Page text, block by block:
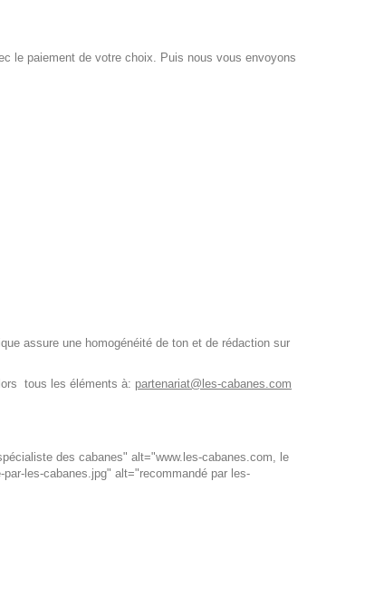
le paiement de votre choix. Puis nous vous envoyons
assure une homogénéité de ton et de rédaction sur
tous les éléments à: partenariat@les-cabanes.com
des cabanes" alt="www.les-cabanes.com, le
les-cabanes.jpg" alt="recommandé par les-